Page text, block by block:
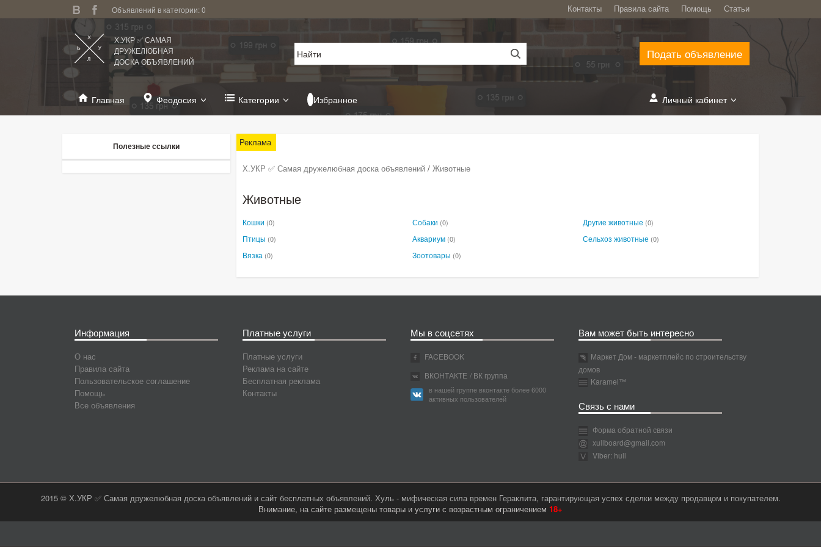
Объявлений в категории: 0 Контакты Правила сайта Помощь Статьи
Х.УКР ✅ САМАЯ
ДРУЖЕЛЮБНАЯ
ДОСКА ОБЪЯВЛЕНИЙ
Подать объявление
Главная Феодосия Категории Избранное Личный кабинет
Реклама
Х.УКР ✅ Самая дружелюбная доска объявлений / Животные
Животные
Кошки (0) Собаки (0) Другие животные (0)
Птицы (0) Аквариум (0) Сельхоз животные (0)
Вязка (0) Зоотовары (0)
Полезные ссылки
Информация
О нас
Правила сайта
Пользовательское соглашение
Помощь
Все объявления
Платные услуги
Платные услуги
Реклама на сайте
Бесплатная реклама
Контакты
Мы в соцсетях
FACEBOOK
ВКОНТАКТЕ / ВК группа
в нашей группе вконтакте более 6000
активных пользователей
Вам может быть интересно
Маркет Дом - маркетплейс по строительству
домов
Karamel™
Связь с нами
Форма обратной связи
xullboard@gmail.com
Viber: hull
2015 © Х.УКР ✅ Самая дружелюбная доска объявлений и сайт бесплатных объявлений. Хуль - мифическая сила времен Гераклита, гарантирующая успех сделки между продавцом и покупателем.
Внимание, на сайте размещены товары и услуги с возрастным ограничением 18+